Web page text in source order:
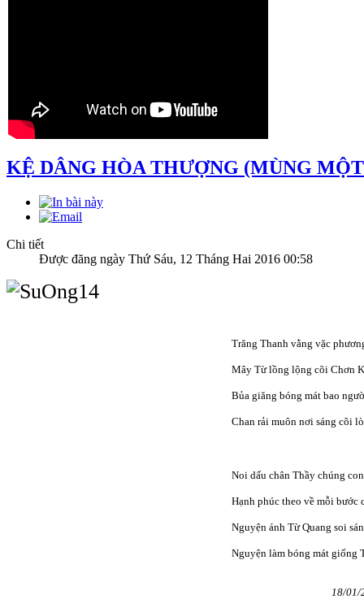
KỆ DÂNG HÒA THƯỢNG (MÙNG
Chi tiết
Được đăng ngày Thứ Sáu, 12 Tháng Hai 2016 00:58
Trăng Thanh vằng vặc
Mây Từ lồng lộng cõi Chơn
Bủa giăng bóng mát bao
Chan rải muôn nơi sáng cõi
Noi dấu chân Thầy chúng
Hạnh phúc theo về mỗi bước
Nguyện ánh Từ Quang soi
Nguyện làm bóng mát giống
18/01/